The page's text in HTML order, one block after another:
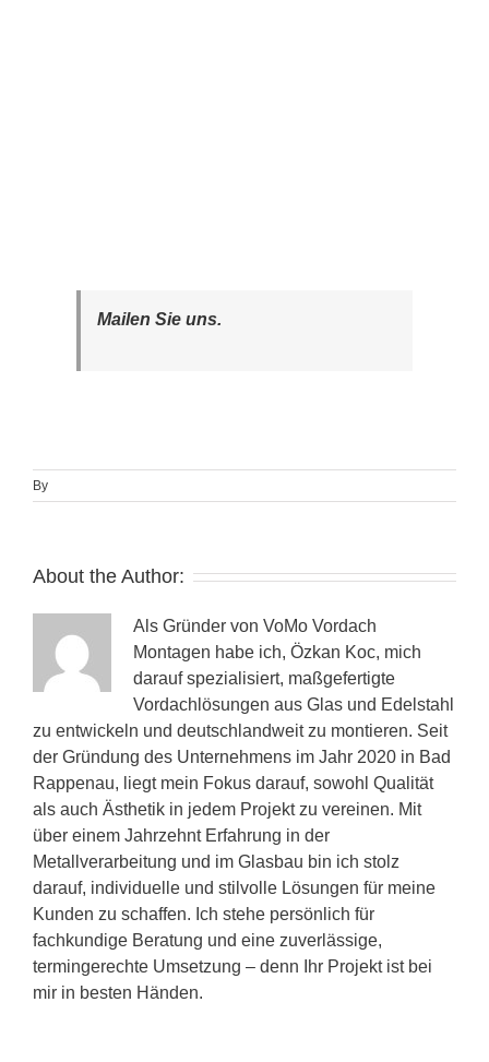
Mailen Sie uns.
By
About the Author:
Als Gründer von VoMo Vordach
Montagen habe ich, Özkan Koc, mich
darauf spezialisiert, maßgefertigte
Vordachlösungen aus Glas und Edelstahl
zu entwickeln und deutschlandweit zu montieren. Seit
der Gründung des Unternehmens im Jahr 2020 in Bad
Rappenau, liegt mein Fokus darauf, sowohl Qualität
als auch Ästhetik in jedem Projekt zu vereinen. Mit
über einem Jahrzehnt Erfahrung in der
Metallverarbeitung und im Glasbau bin ich stolz
darauf, individuelle und stilvolle Lösungen für meine
Kunden zu schaffen. Ich stehe persönlich für
fachkundige Beratung und eine zuverlässige,
termingerechte Umsetzung – denn Ihr Projekt ist bei
mir in besten Händen.